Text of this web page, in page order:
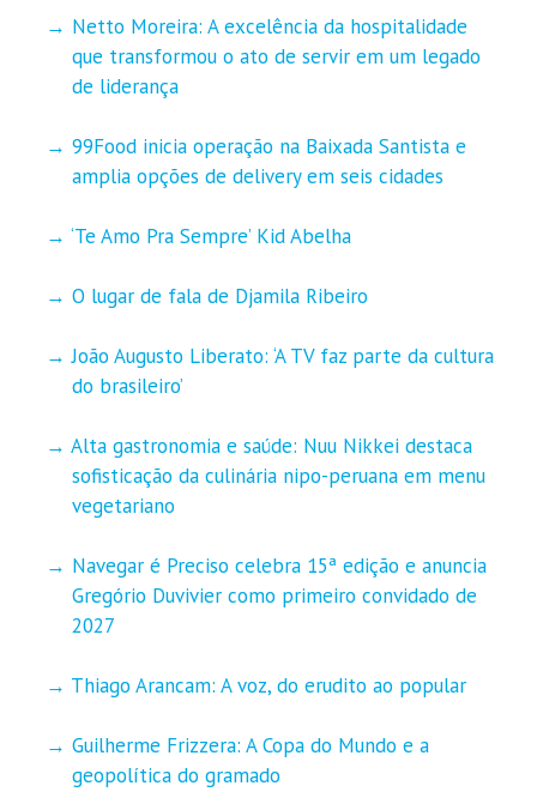
Netto Moreira: A excelência da hospitalidade
que transformou o ato de servir em um legado
de liderança
99Food inicia operação na Baixada Santista e
amplia opções de delivery em seis cidades
‘Te Amo Pra Sempre’ Kid Abelha
O lugar de fala de Djamila Ribeiro
João Augusto Liberato: ‘A TV faz parte da cultura
do brasileiro’
Alta gastronomia e saúde: Nuu Nikkei destaca
sofisticação da culinária nipo-peruana em menu
vegetariano
Navegar é Preciso celebra 15ª edição e anuncia
Gregório Duvivier como primeiro convidado de
2027
Thiago Arancam: A voz, do erudito ao popular
Guilherme Frizzera: A Copa do Mundo e a
geopolítica do gramado